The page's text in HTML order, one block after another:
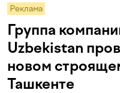
Реклама
Группа
Uzbekistan
новом
Ташкенте